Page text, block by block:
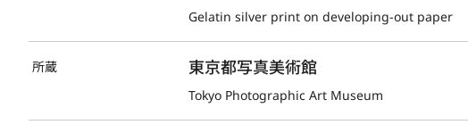
Gelatin silver print on developing-out paper
所蔵 東京都写真美術館
Tokyo Photographic Art Museum